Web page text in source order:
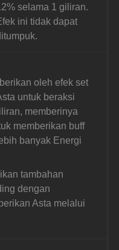
selama 1 giliran.
ini tidak dapat
oleh efek set
untuk beraksi
memberinya
memberikan buff
banyak Energi
tambahan
dengan
Asta melalui